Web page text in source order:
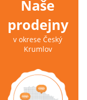
Naše
prodejny
v okrese Český
Krumlov